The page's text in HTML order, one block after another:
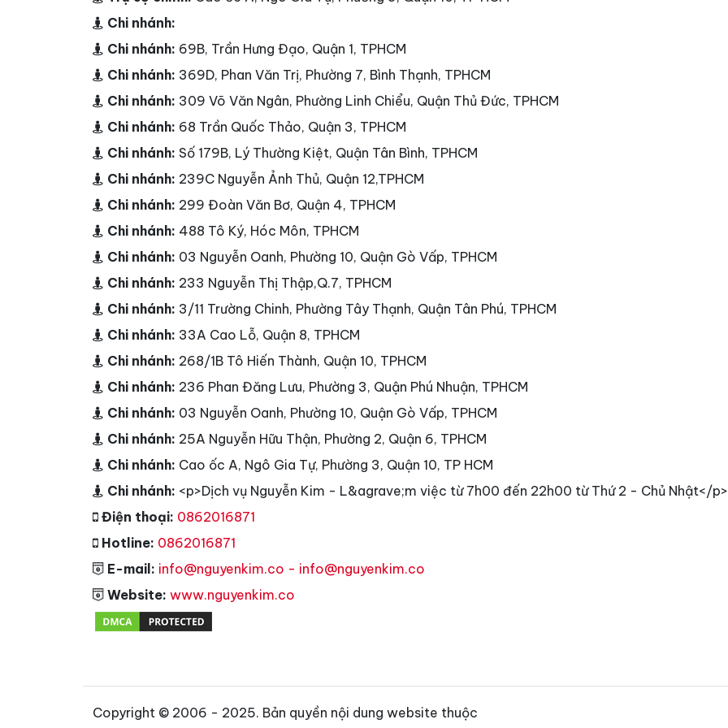
Chi nhánh:
Chi nhánh: 69B, Trần Hưng Đạo, Quận 1, TPHCM
Chi nhánh: 369D, Phan Văn Trị, Phường 7, Bình Thạnh, TPHCM
Chi nhánh: 309 Võ Văn Ngân, Phường Linh Chiểu, Quận Thủ Đức, TPHCM
Chi nhánh: 68 Trần Quốc Thảo, Quận 3, TPHCM
Chi nhánh: Số 179B, Lý Thường Kiệt, Quận Tân Bình, TPHCM
Chi nhánh: 239C Nguyễn Ảnh Thủ, Quận 12,TPHCM
Chi nhánh: 299 Đoàn Văn Bơ, Quận 4, TPHCM
Chi nhánh: 488 Tô Ký, Hóc Môn, TPHCM
Chi nhánh: 03 Nguyễn Oanh, Phường 10, Quận Gò Vấp, TPHCM
Chi nhánh: 233 Nguyễn Thị Thập,Q.7, TPHCM
Chi nhánh: 3/11 Trường Chinh, Phường Tây Thạnh, Quận Tân Phú, TPHCM
Chi nhánh: 33A Cao Lỗ, Quận 8, TPHCM
Chi nhánh: 268/1B Tô Hiến Thành, Quận 10, TPHCM
Chi nhánh: 236 Phan Đăng Lưu, Phường 3, Quận Phú Nhuận, TPHCM
Chi nhánh: 03 Nguyễn Oanh, Phường 10, Quận Gò Vấp, TPHCM
Chi nhánh: 25A Nguyễn Hữu Thận, Phường 2, Quận 6, TPHCM
Chi nhánh: Cao ốc A, Ngô Gia Tự, Phường 3, Quận 10, TP HCM
Chi nhánh: <p>Dịch vụ Nguyễn Kim - L&agrave;m việc từ 7h00 đến 22h00 từ Thứ 2 - Chủ Nhật</p>
Điện thoại: 0862016871
Hotline: 0862016871
E-mail: info@nguyenkim.co - info@nguyenkim.co
Website: www.nguyenkim.co
Copyright © 2006 - 2025. Bản quyền nội dung website thuộc